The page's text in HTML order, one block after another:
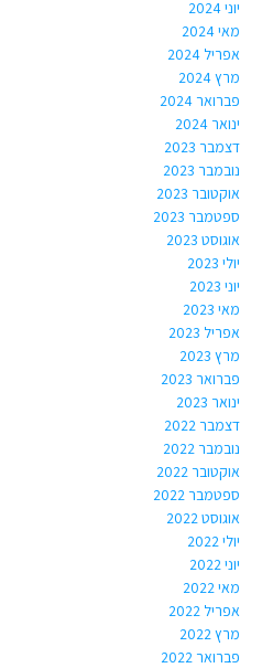
יוני 2024
מאי 2024
אפריל 2024
מרץ 2024
פברואר 2024
ינואר 2024
דצמבר 2023
נובמבר 2023
אוקטובר 2023
ספטמבר 2023
אוגוסט 2023
יולי 2023
יוני 2023
מאי 2023
אפריל 2023
מרץ 2023
פברואר 2023
ינואר 2023
דצמבר 2022
נובמבר 2022
אוקטובר 2022
ספטמבר 2022
אוגוסט 2022
יולי 2022
יוני 2022
מאי 2022
אפריל 2022
מרץ 2022
פברואר 2022